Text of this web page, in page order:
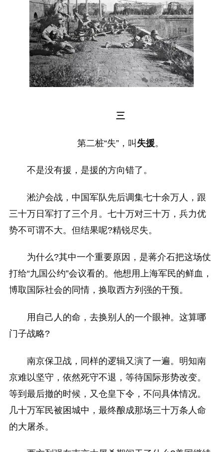
三
第二桩“失”，叫 失援。
不是没有援，是援的方向错了。
淞沪会战，中国军队先后调集七十余万人，跟
三十万日军打了三个月。七十万对三十万，兵力优
势不可谓不大。但结果呢?精锐尽失。
为什么?其中一个重要原因，是蒋介石把这场仗
打给“九国公约”会议看的。他想用上海军民的鲜血，
博取国际社会的同情，换取西方列强的干预。
用自己人的命，去换别人的一个眼神。这算哪
门子战略?
南京保卫战，同样的逻辑又演了一遍。明知南
京难以坚守，依然死守不退，等待国际形势改变。
等到最后撤的时候，又仓皇下令，不问具体情况。
几十万军民被困城中，最终酿成那场三十万条人命
的大屠杀。